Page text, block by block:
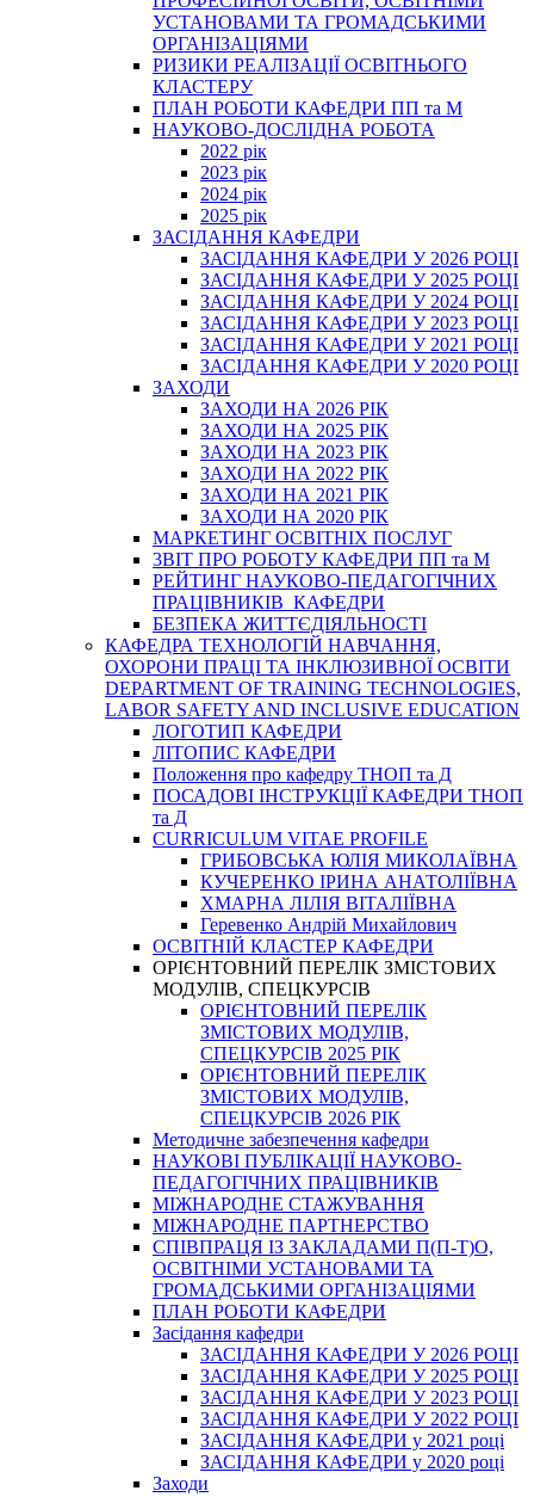
УСТАНОВАМИ ТА ГРОМАДСЬКИМИ
ОРГАНІЗАЦІЯМИ
РИЗИКИ РЕАЛІЗАЦІЇ ОСВІТНЬОГО
КЛАСТЕРУ
ПЛАН РОБОТИ КАФЕДРИ ПП та М
НАУКОВО-ДОСЛІДНА РОБОТА
2022 рік
2023 рік
2024 рік
2025 рік
ЗАСІДАННЯ КАФЕДРИ
ЗАСІДАННЯ КАФЕДРИ У 2026 РОЦІ
ЗАСІДАННЯ КАФЕДРИ У 2025 РОЦІ
ЗАСІДАННЯ КАФЕДРИ У 2024 РОЦІ
ЗАСІДАННЯ КАФЕДРИ У 2023 РОЦІ
ЗАСІДАННЯ КАФЕДРИ У 2021 РОЦІ
ЗАСІДАННЯ КАФЕДРИ У 2020 РОЦІ
ЗАХОДИ
ЗАХОДИ НА 2026 РІК
ЗАХОДИ НА 2025 РІК
ЗАХОДИ НА 2023 РІК
ЗАХОДИ НА 2022 РІК
ЗАХОДИ НА 2021 РІК
ЗАХОДИ НА 2020 РІК
МАРКЕТИНГ ОСВІТНІХ ПОСЛУГ
3BIT ПРО РОБОТУ КАФЕДРИ ПП та М
РЕЙТИНГ НАУКОВО-ПЕДАГОГІЧНИХ
ПРАЦІВНИКІВ КАФЕДРИ
БЕЗПЕКА ЖИТТЄДІЯЛЬНОСТІ
КАФЕДРА ТЕХНОЛОГІЙ НАВЧАННЯ,
ОХОРОНИ ПРАЦІ ТА ІНКЛЮЗИВНОЇ ОСВІТИ
DEPARTMENT OF TRAINING TECHNOLOGIES,
LABOR SAFETY AND INCLUSIVE EDUCATION
ЛОГОТИП КАФЕДРИ
ЛІТОПИС КАФЕДРИ
Положення про кафедру ТНОП та Д
ПОСАДОВІ ІНСТРУКЦІЇ КАФЕДРИ ТНОП
та Д
CURRICULUM VITAE PROFILE
ГРИБОВСЬКА ЮЛІЯ МИКОЛАЇВНА
КУЧЕРЕНКО ІРИНА АНАТОЛІЇВНА
ХМАРНА ЛІЛІЯ ВІТАЛІЇВНА
Геревенко Андрій Михайлович
ОСВІТНІЙ КЛАСТЕР КАФЕДРИ
ОРІЄНТОВНИЙ ПЕРЕЛІК ЗМІСТОВИХ
МОДУЛІВ, СПЕЦКУРСІВ
ОРІЄНТОВНИЙ ПЕРЕЛІК
ЗМІСТОВИХ МОДУЛІВ,
СПЕЦКУРСІВ 2025 РІК
ОРІЄНТОВНИЙ ПЕРЕЛІК
ЗМІСТОВИХ МОДУЛІВ,
СПЕЦКУРСІВ 2026 РІК
Методичне забезпечення кафедри
НАУКОВІ ПУБЛІКАЦІЇ НАУКОВО-
ПЕДАГОГІЧНИХ ПРАЦІВНИКІВ
МІЖНАРОДНЕ СТАЖУВАННЯ
МІЖНАРОДНЕ ПАРТНЕРСТВО
СПІВПРАЦЯ ІЗ ЗАКЛАДАМИ П(П-Т)О,
ОСВІТНІМИ УСТАНОВАМИ ТА
ГРОМАДСЬКИМИ ОРГАНІЗАЦІЯМИ
ПЛАН РОБОТИ КАФЕДРИ
Засідання кафедри
ЗАСІДАННЯ КАФЕДРИ У 2026 РОЦІ
ЗАСІДАННЯ КАФЕДРИ У 2025 РОЦІ
ЗАСІДАННЯ КАФЕДРИ У 2023 РОЦІ
ЗАСІДАННЯ КАФЕДРИ У 2022 РОЦІ
ЗАСІДАННЯ КАФЕДРИ у 2021 році
ЗАСІДАННЯ КАФЕДРИ у 2020 році
Заходи